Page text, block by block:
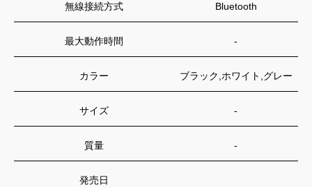
無線接続方式 Bluetooth
最大動作時間 -
カラー ブラック,ホワイト,グレー
サイズ -
質量 -
発売日